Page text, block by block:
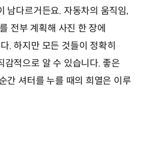
남다르거든요. 자동차의 움직임,
전부 계획해 사진 한 장에
. 하지만 모든 것들이 정확히
감적으로 알 수 있습니다. 좋은
간 셔터를 누를 때의 희열은 이루